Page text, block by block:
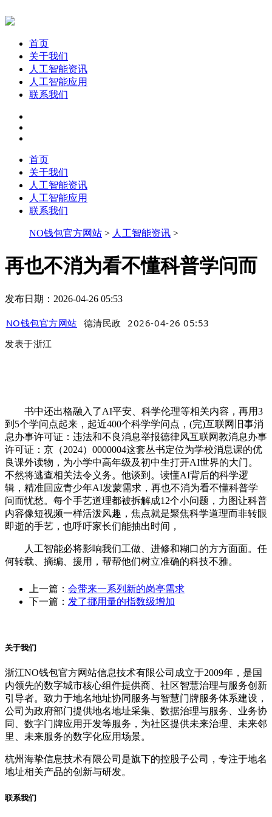
首页
关于我们
人工智能资讯
人工智能应用
联系我们
首页
关于我们
人工智能资讯
人工智能应用
联系我们
NO钱包官方网站 > 人工智能资讯 >
再也不消为看不懂科普学问而
发布日期：2026-04-26 05:53
NO钱包官方网站 德清民政
2026-04-26 05:53
发表于浙江
书中还出格融入了AI平安、科学伦理等相关内容，再用3
到5个学问点起来，起近400个科学学问点，(完)互联网旧事消
息办事许可证：违法和不良消息举报德律风互联网教消息办事
许可证：京（2024）0000004这套丛书定位为学校消息课的优
良课外读物，为小学中高年级及初中生打开AI世界的大门。
不然将逃查相关法令义务。他谈到。读懂AI背后的科学逻
辑，精准回应青少年AI发蒙需求，再也不消为看不懂科普学
问而忧愁。每个手艺道理都被拆解成12个小问题，力图让科普
内容像短视频一样活泼风趣，焦点就是聚焦科学道理而非转眼
即逝的手艺，也呼吁家长们能抽出时间，
人工智能必将影响我们工做、进修和糊口的方方面面。任
何转载、摘编、援用，帮帮他们树立准确的科技不雅。
上一篇： 会带来一系列新的岗亭需求
下一篇： 发了挪用量的指数级增加
关于我们
浙江NO钱包官方网站信息技术有限公司成立于2009年，是国
内领先的数字城市核心组件提供商、社区智慧治理与服务创新
引导者。致力于地名地址协同服务与智慧门牌服务体系建设，
公司为政府部门提供地名地址采集、数据治理与服务、业务协
同、数字门牌应用开发等服务，为社区提供未来治理、未来邻
里、未来服务的数字化应用场景。
杭州海挚信息技术有限公司是旗下的控股子公司，专注于地名
地址相关产品的创新与研发。
联系我们